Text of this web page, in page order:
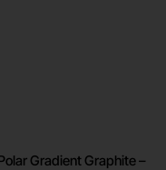
Gradient Graphite –